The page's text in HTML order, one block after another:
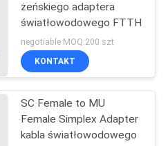
żeńskiego adaptera
światłowodowego FTTH
negotiable MOQ:200 szt
KONTAKT
SC Female to MU
Female Simplex Adapter
kabla światłowodowego